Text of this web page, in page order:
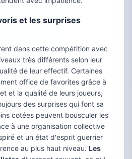
et les surprises
dans cette compétition avec
très différents selon leur
de leur effectif. Certaines
office de favorites grâce à
et la qualité de leurs joueurs,
des surprises qui font sa
cotées peuvent bousculer les
à une organisation collective
et un état d'esprit guerrier
au plus haut niveau. Les